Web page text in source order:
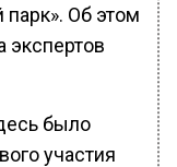
Об этом
экспертов
было
участия